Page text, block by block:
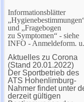
Informationsblätter
und „Fragebogen
zu Symptomen“ - siehe
INFO - Anmeldeform.
Aktuelles zu Corona
(Stand 20.01.2022)
Der Sportbetrieb des
ATS Hohenlimburg-
Nahmer findet unter
derzeit gültigen